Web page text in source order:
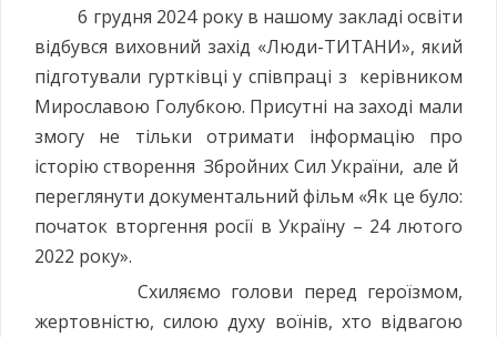
6 грудня 2024 року в нашому закладі освіти
відбувся виховний захід «Люди-ТИТАНИ», який
підготували гуртківці у співпраці з керівником
Мирославою Голубкою. Присутні на заході мали
змогу не тільки отримати інформацію про
історію створення Збройних Сил України, але й
переглянути документальний фільм «Як це було:
початок вторгення росії в Україну – 24 лютого
2022 року».
Схиляємо голови перед героїзмом,
жертовністю, силою духу воїнів, хто відвагою